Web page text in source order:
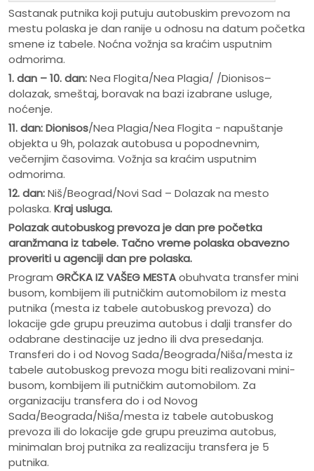
Sastanak putnika koji putuju autobuskim prevozom na
mestu polaska je dan ranije u odnosu na datum početka
smene iz tabele. Noćna vožnja sa kraćim usputnim
odmorima.
1. dan – 10. dan:Nea Flogita/Nea Plagia/ /Dionisos–
dolazak, smeštaj, boravak na bazi izabrane usluge,
noćenje.
11. dan: Dionisos/Nea Plagia/Nea Flogita - napuštanje
objekta u 9h, polazak autobusa u popodnevnim,
večernjim časovima. Vožnja sa kraćim usputnim
odmorima.
12. dan:Niš/Beograd/Novi Sad – Dolazak na mesto
polaska. Kraj usluga.
Polazak autobuskog prevoza je dan pre početka
aranžmana iz tabele. Tačno vreme polaska obavezno
proveriti u agenciji dan pre polaska.
Program GRČKA IZ VAŠEG MESTAobuhvata transfer mini
busom, kombijem ili putničkim automobilom iz mesta
putnika (mesta iz tabele autobuskog prevoza) do
lokacije gde grupu preuzima autobus i dalji transfer do
odabrane destinacije uz jedno ili dva presedanja.
Transferi do i od Novog Sada/Beograda/Niša/mesta iz
tabele autobuskog prevoza mogu biti realizovani mini-
busom, kombijem ili putničkim automobilom. Za
organizaciju transfera do i od Novog
Sada/Beograda/Niša/mesta iz tabele autobuskog
prevoza ili do lokacije gde grupu preuzima autobus,
minimalan broj putnika za realizaciju transfera je 5
putnika.